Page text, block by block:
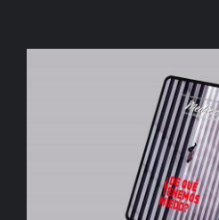
AÑADIR AL CARRITO